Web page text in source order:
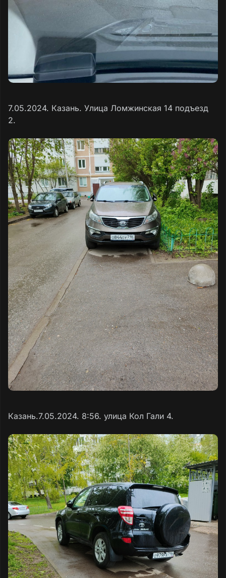
7.05.2024. Казань. Улица Ломжинская 14 подъезд
2.
Казань.7.05.2024. 8:56. улица Кол Гали 4.